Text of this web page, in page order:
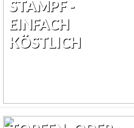
STAMPF -
EINFACH
KÖSTLICH